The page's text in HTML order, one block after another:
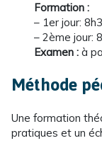
Formation :
– 1er jour:
– 2ème jour:
Examen : à
Méthode
Une formation
pratiques et un